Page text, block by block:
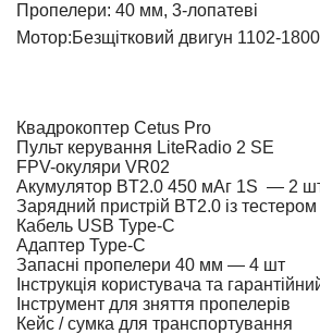
Пропелери: 40 мм, 3-лопатеві
Мотор:Безщітковий двигун 1102-
Квадрокоптер Cetus Pro
Пульт керування LiteRadio 2 SE
FPV-окуляри VR02
Акумулятор BT2.0 450 мАг 1S — 2
Зарядний пристрій BT2.0 із
Кабель USB Type-C
Адаптер Type-C
Запасні пропелери 40 мм — 4 шт
Інструкція користувача та
Інструмент для зняття пропелерів
Кейс / сумка для транспортування